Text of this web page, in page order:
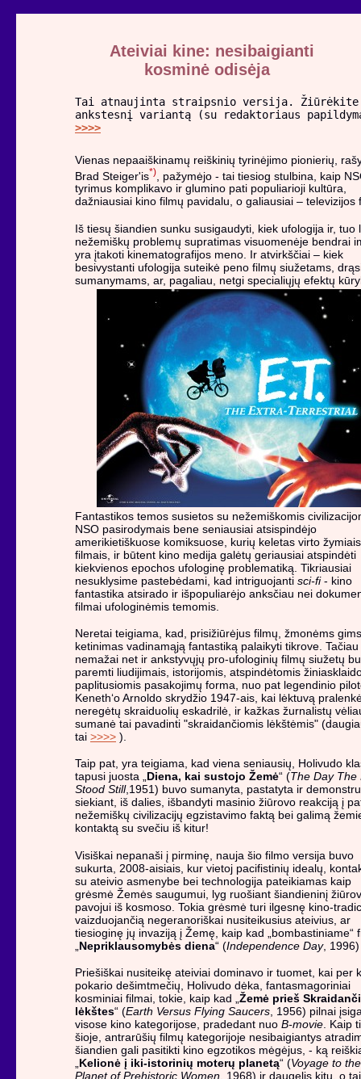
Ateiviai kine: nesibaigianti
kosminė odisėja
Tai atnaujinta straipsnio versija. Žiūrėkite
ankstesnį variantą (su redaktoriaus
>>>>
Vienas nepaaiškinamų reiškinių tyrinėjimo pionierių,
Brad Steiger'is*)
, pažymėjo - tai tiesiog stulbina, kaip
tyrimus komplikavo ir glumino pati populiarioji kultūra,
dažniausiai kino filmų pavidalu, o galiausiai – televizijos
Iš tiesų šiandien sunku susigaudyti, kiek ufologija ir, tuo
nežemiškų problemų supratimas visuomenėje bendrai
yra įtakoti kinematografijos meno. Ir atvirkščiai – kiek
besivystanti ufologija suteikė peno filmų siužetams,
sumanymams, ar, pagaliau, netgi specialiųjų efektų
Fantastikos temos susietos su nežemiškomis
NSO pasirodymais bene seniausiai atsispindėjo
amerikietiškuose komiksuose, kurių keletas virto žymiais
filmais, ir būtent kino medija galėtų geriausiai atspindėti
kiekvienos epochos ufologinę problematiką. Tikriausiai
nesuklysime pastebėdami, kad intriguojanti sci-fi- kino
fantastika atsirado ir išpopuliarėjo anksčiau nei
filmai ufologinėmis temomis.
Neretai teigiama, kad, prisižiūrėjus filmų, žmonėms
ketinimas vadinamąją fantastiką palaikyti tikrove. Tačiau
nemažai net ir ankstyvųjų pro-ufologinių filmų siužetų
paremti liudijimais, istorijomis, atspindėtomis
paplitusiomis pasakojimų forma, nuo pat legendinio
Keneth‘o Arnoldo skrydžio 1947-ais, kai lėktuvą
neregėtų skraiduolių eskadrilė, ir kažkas žurnalistų
sumanė tai pavadinti "skraidančiomis lėkštėmis"
tai >>>> ).
Taip pat, yra teigiama, kad viena seniausių, Holivudo
tapusi juosta „Diena, kai sustojo Žemė“ (The Day The
Stood Still,1951) buvo sumanyta, pastatyta ir
siekiant, iš dalies, išbandyti masinio žiūrovo reakciją į
nežemiškų civilizacijų egzistavimo faktą bei galimą
kontaktą su svečiu iš kitur!
Visiškai nepanaši į pirminę, nauja šio filmo versija buvo
sukurta, 2008-aisiais, kur vietoj pacifistinių idealų,
su ateivio asmenybe bei technologija pateikiamas kaip
grėsmė Žemės saugumui, lyg ruošiant šiandieninį
pavojui iš kosmoso. Tokia grėsmė turi ilgesnę kino-
vaizduojančią negeranoriškai nusiteikusius ateivius, ar
tiesioginę jų invaziją į Žemę, kaip kad „bombastiniame“
Nepriklausomybės diena“ (Independence Day, 1996)
Priešiškai nusiteikę ateiviai dominavo ir tuomet, kai per
pokario dešimtmečių, Holivudo dėka, fantasmagoriniai
kosminiai filmai, tokie, kaip kad „ Žemė prieš
lėkštes“ (Earth Versus Flying Saucers , 1956) pilnai
visose kino kategorijose, pradedant nuo B-movie . Kaip
šioje, antrarūšių filmų kategorijoje nesibaigiantys
šiandien gali pasitikti kino egzotikos mėgėjus, - ką
Kelionė į iki-istorinių moterų planetą“ (Voyage to the
Planet of Prehistoric Women , 1968) ir daugelis kitų, o